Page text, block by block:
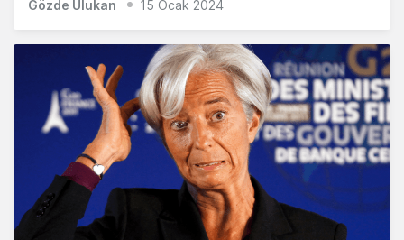
Gözde Ulukan 15 Ocak 2024